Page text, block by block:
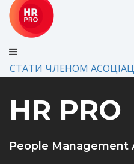
СТАТИ ЧЛЕНОМ
HR PRO
People Management